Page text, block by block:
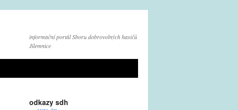
informační portál Sboru dobrovolných hasičů
Jilemnice
odkazy sdh